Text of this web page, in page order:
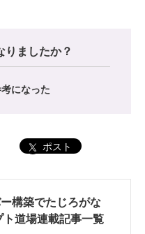
りましたか？
になった
ポスト
構築でたじろがな
道場連載記事一覧